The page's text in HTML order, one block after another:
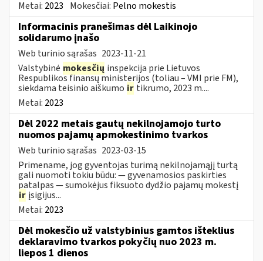
Metai: 2023 Mokesčiai: Pelno mokestis
Informacinis pranešimas dėl Laikinojo
solidarumo įnašo
Web turinio sąrašas 2023-11-21
Valstybinė mokesčių inspekcija prie Lietuvos
Respublikos finansų ministerijos (toliau – VMI prie FM),
siekdama teisinio aiškumo ir tikrumo, 2023 m....
Metai: 2023
Dėl 2022 metais gautų nekilnojamojo turto
nuomos pajamų apmokestinimo tvarkos
Web turinio sąrašas 2023-03-15
Primename, jog gyventojas turimą nekilnojamąjį turtą
gali nuomoti tokiu būdu: — gyvenamosios paskirties
patalpas — sumokėjus fiksuoto dydžio pajamų mokestį
ir įsigijus...
Metai: 2023
Dėl mokesčio už valstybinius gamtos išteklius
deklaravimo tvarkos pokyčių nuo 2023 m.
liepos 1 dienos